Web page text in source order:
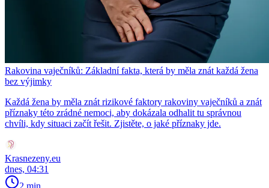
Rakovina vaječníků: Základní fakta, která by měla znát každá žena
bez výjimky
Každá žena by měla znát rizikové faktory rakoviny vaječníků a znát
příznaky této zrádné nemoci, aby dokázala odhalit tu správnou
chvíli, kdy situaci začít řešit. Zjistěte, o jaké příznaky jde.
Krasnezeny.eu
dnes, 04:31
2 min